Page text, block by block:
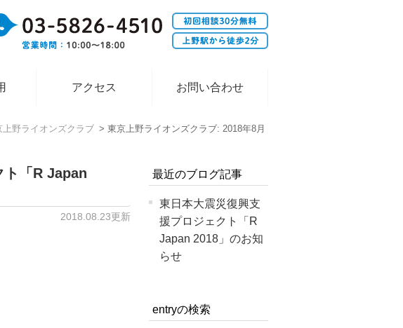
アクセス お問い合わせ
上野ライオンズクラブ 東京上野ライオンズクラブ: 2018年8月
ト「R Japan
2018.08.23更新
最近のブログ記事
東日本大震災復興支
援プロジェクト「R
Japan 2018」のお知
らせ
entryの検索